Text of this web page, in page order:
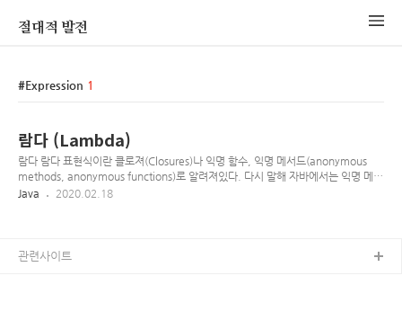
절대적 발전
Expression 1
람다 (Lambda)
람다 람다 표현식이란 클로져(Closures)나 익명 함수, 익명 메서드(anonymous
methods, anonymous functions)로 알려져있다. 다시 말해 자바에서는 익명 메서
드를 나타내기 위한 표현식(expression)이라 생각하면 된다. (int x, int y) -> x + y
개변수들, ->(화살표) 그리고 body로 이루어진다. body는 단독으로 표현 하거나 { }
Java 2020.02.18
관련사이트